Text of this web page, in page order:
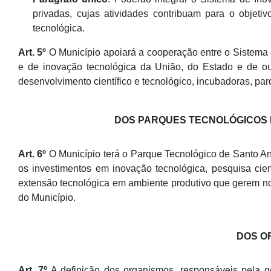
privadas, cujas atividades contribuam para o
tecnológica.
Art. 5º O Município apoiará a cooperação entre o
e de inovação tecnológica da União, do Estado e de
desenvolvimento científico e tecnológico, incubadoras,
DOS PARQUES
Art. 6º O Município terá o Parque Tecnológico de Santo
os investimentos em inovação tecnológica, pesquisa
extensão tecnológica em ambiente produtivo que gerem
do Município.
DOS